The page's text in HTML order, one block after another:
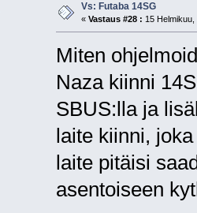
Vs: Futaba 14SG
« Vastaus #28 : 15 Helmikuu,
Miten
Naza kiinni
SBUS:lla ja
laite kiinni,
laite pitäisi
asentoiseen